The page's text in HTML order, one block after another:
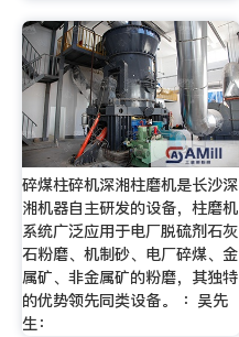
碎煤柱碎机深湘柱磨机是长沙深
湘机器自主研发的设备，柱磨机
系统广泛应用于电厂脱硫剂石灰
石粉磨、机制砂、电厂碎煤、金
属矿、非金属矿的粉磨，其独特
的优势领先同类设备。 ：吴先
生：